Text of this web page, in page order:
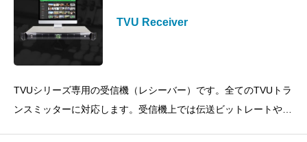
TVU Receiver
TVUシリーズ専用の受信機（レシーバー）です。全てのTVUトラ
ンスミッターに対応します。受信機上では伝送ビットレートや遅